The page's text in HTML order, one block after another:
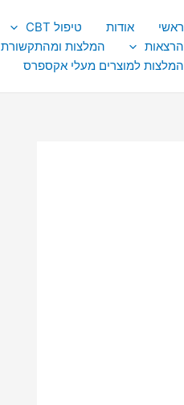
ראשי אודות טיפול CBT
הרצאות
המלצות ומהתקשורת
המלצות למוצרים מעלי אקספרס